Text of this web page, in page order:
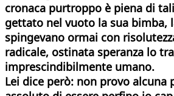
cronaca purtroppo è piena di
gettato nel vuoto la sua bimba,
spingevano ormai con
radicale, ostinata speranza lo
imprescindibilmente umano.
Lei dice però: non provo alcuna